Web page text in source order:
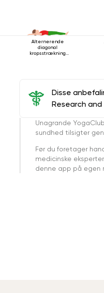
Alternerende
diagonal
kropsstrækning
Disse
Research and
Unagrande
sundhed tilsigter
Før du foretager
medicinske
denne app på egen